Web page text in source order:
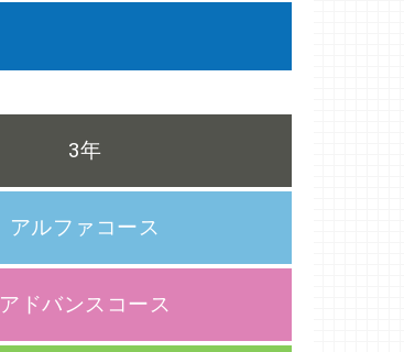
3年
アルファコース
アドバンスコース